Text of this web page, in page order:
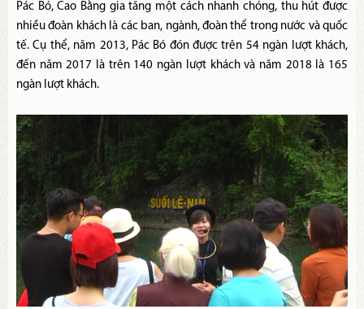
Pác Bó, Cao Bằng gia tăng một cách nhanh chóng, thu hút được
nhiều đoàn khách là các ban, ngành, đoàn thể trong nước và quốc
tế. Cụ thể, năm 2013, Pác Bó đón được trên 54 ngàn lượt khách,
đến năm 2017 là trên 140 ngàn lượt khách và năm 2018 là 165
ngàn lượt khách.